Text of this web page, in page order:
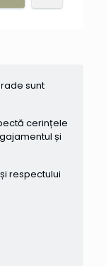
sunt
cerințele
și
respectului